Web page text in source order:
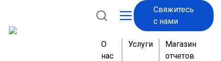
Свяжитесь
с нами
О
нас
Услуги
Магазин
отчетов